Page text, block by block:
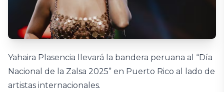
Yahaira Plasencia llevará la bandera peruana al “Día
Nacional de la Zalsa 2025” en Puerto Rico al lado de
artistas internacionales.